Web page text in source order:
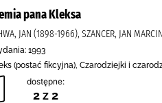
pana Kleksa
JAN (1898-1966), SZANCER, JAN
1993
(postać fikcyjna), Czarodziejki i
dostępne:
2 z 2